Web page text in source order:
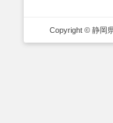
Copyright © 静岡